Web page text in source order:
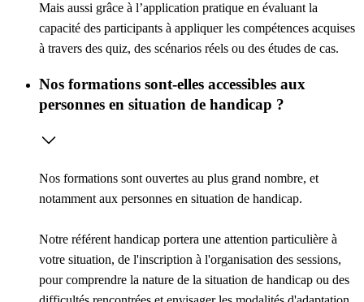
Mais aussi grâce à l’application pratique en évaluant la
capacité des participants à appliquer les compétences acquises
à travers des quiz, des scénarios réels ou des études de cas.
Nos formations sont-elles accessibles aux
personnes en situation de handicap ?
Nos formations sont ouvertes au plus grand nombre, et
notamment aux personnes en situation de handicap.
Notre référent handicap portera une attention particulière à
votre situation, de l'inscription à l'organisation des sessions,
pour comprendre la nature de la situation de handicap ou des